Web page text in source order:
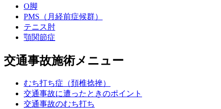
O脚
PMS（月経前症候群）
テニス肘
顎関節症
交通事故施術メニュー
むち打ち症（頚椎捻挫）
交通事故に遭ったときのポイント
交通事故のむち打ち